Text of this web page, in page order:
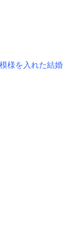
様を入れた結婚